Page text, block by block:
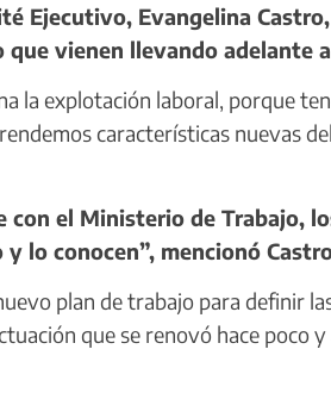
Ejecutivo, Evangelina
vienen llevando adelante
la explotación laboral, porque
características nuevas
el Ministerio de Trabajo,
lo conocen”, mencionó
plan de trabajo para definir
que se renovó hace poco